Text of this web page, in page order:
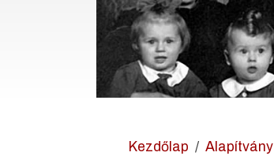
Kezdőlap Alapítvány